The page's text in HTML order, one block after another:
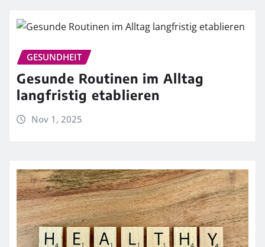
GESUNDHEIT
Gesunde Routinen im Alltag
langfristig etablieren
Nov 1, 2025